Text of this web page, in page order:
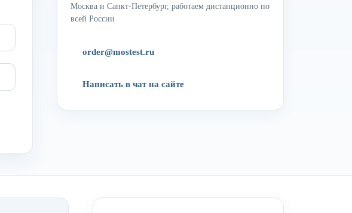
Москва и Санкт-Петербург, работаем дистанционно по
всей России
order@mostest.ru
Написать в чат на сайте